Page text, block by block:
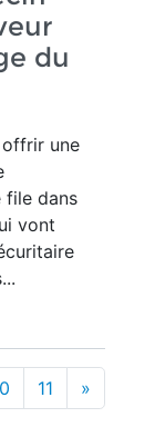
du
une
file dans
vont
11 »